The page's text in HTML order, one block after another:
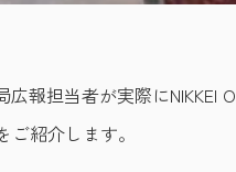
広報担当者が実際にNIKKEI
紹介します。